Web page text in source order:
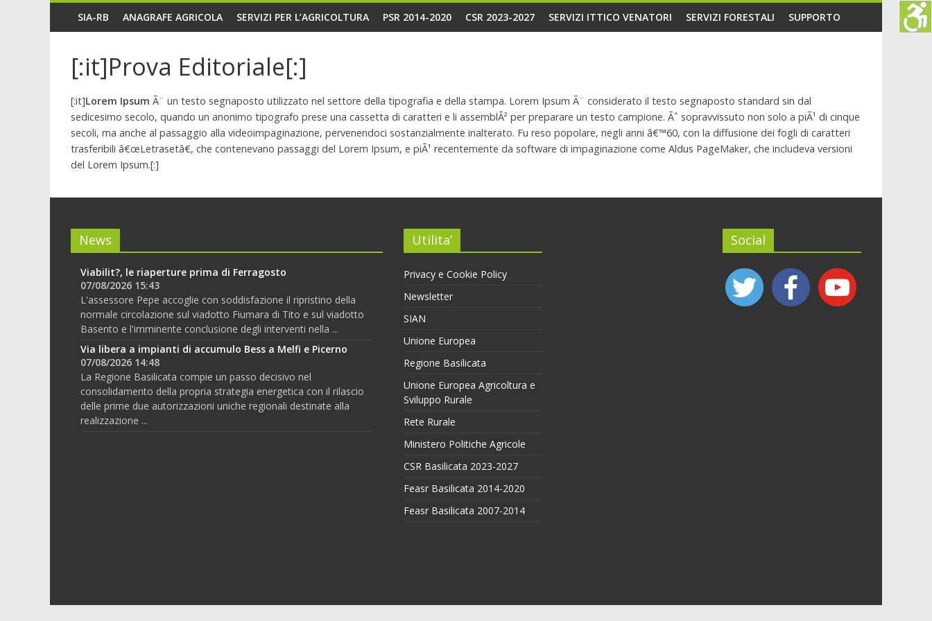
SIA-RB ANAGRAFE AGRICOLA SERVIZI PER L’AGRICOLTURA PSR 2014-2020 CSR 2023-2027 SERVIZI ITTICO VENATORI SERVIZI FORESTALI SUPPORTO
[:it]Prova Editoriale[:]
[:it]Lorem Ipsum Ã¨ un testo segnaposto utilizzato nel settore della tipografia e della stampa. Lorem Ipsum Ã¨ considerato il testo segnaposto standard sin dal
sedicesimo secolo, quando un anonimo tipografo prese una cassetta di caratteri e li assemblÃ² per preparare un testo campione. Ãˆ sopravvissuto non solo a piÃ¹ di cinque
secoli, ma anche al passaggio alla videoimpaginazione, pervenendoci sostanzialmente inalterato. Fu reso popolare, negli anni â€™60, con la diffusione dei fogli di caratteri
trasferibili â€œLetrasetâ€, che contenevano passaggi del Lorem Ipsum, e piÃ¹ recentemente da software di impaginazione come Aldus PageMaker, che includeva versioni
del Lorem Ipsum.[:]
News
Viabilit?, le riaperture prima di Ferragosto
07/08/2026 15:43
L'assessore Pepe accoglie con soddisfazione il ripristino della
normale circolazione sul viadotto Fiumara di Tito e sul viadotto
Basento e l'imminente conclusione degli interventi nella ...
Via libera a impianti di accumulo Bess a Melfi e Picerno
07/08/2026 14:48
La Regione Basilicata compie un passo decisivo nel
consolidamento della propria strategia energetica con il rilascio
delle prime due autorizzazioni uniche regionali destinate alla
realizzazione ...
Utilita’
Privacy e Cookie Policy
Newsletter
SIAN
Unione Europea
Regione Basilicata
Unione Europea Agricoltura e
Sviluppo Rurale
Rete Rurale
Ministero Politiche Agricole
CSR Basilicata 2023-2027
Feasr Basilicata 2014-2020
Feasr Basilicata 2007-2014
Social